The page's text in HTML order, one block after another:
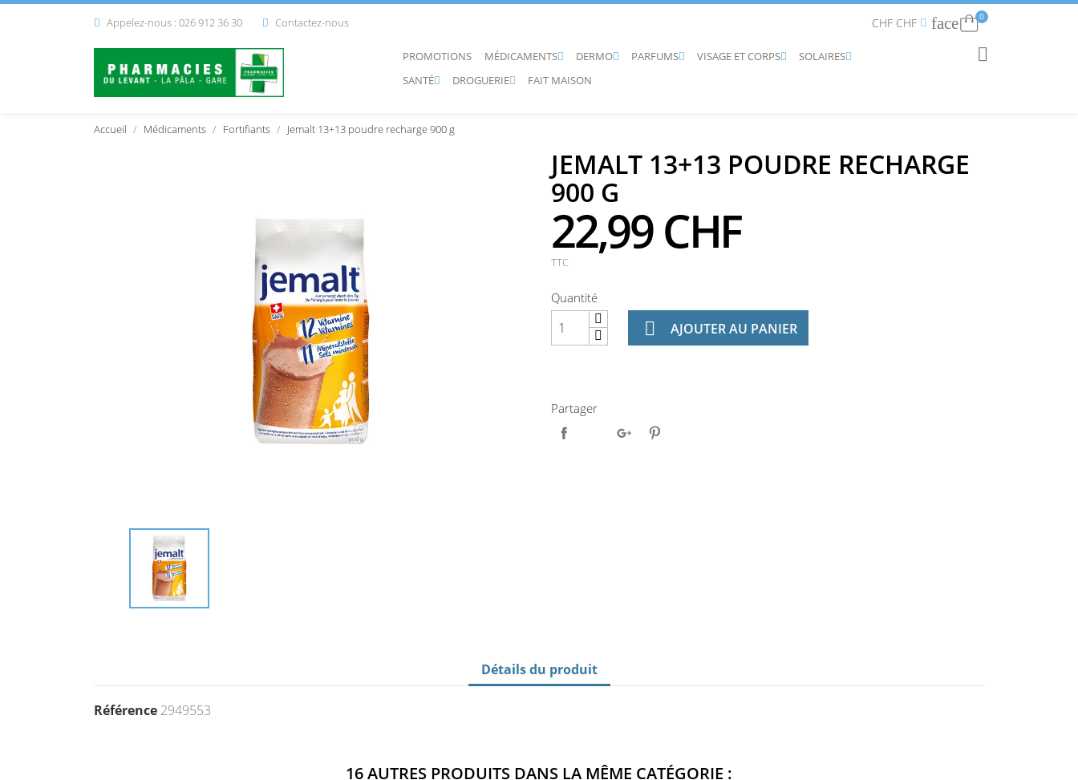
 Appelez-nous : 026 912 36 30  Contactez-nous CHF CHF  faceConnexion
0
PROMOTIONS 
MÉDICAMENTS 
DERMO 
PARFUMS 
VISAGE ET CORPS 
SOLAIRES

SANTÉ 
DROGUERIE FAIT MAISON
RECHERCHER

Accueil Médicaments Fortifiants Jemalt 13+13 poudre recharge 900 g
JEMALT 13+13 POUDRE RECHARGE
900 G
22,99 CHF
TTC
Quantité
 AJOUTER AU PANIER
Partager
Détails du produit
Référence 2949553
16 AUTRES PRODUITS DANS LA MÊME CATÉGORIE :